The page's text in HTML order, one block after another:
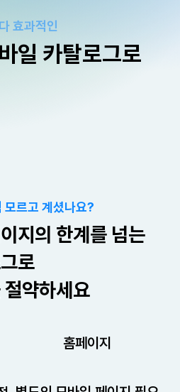
효과적인
일 카탈로그로
모르고 계셨나요?
지의 한계를 넘는
로
약하세요
홈페이지